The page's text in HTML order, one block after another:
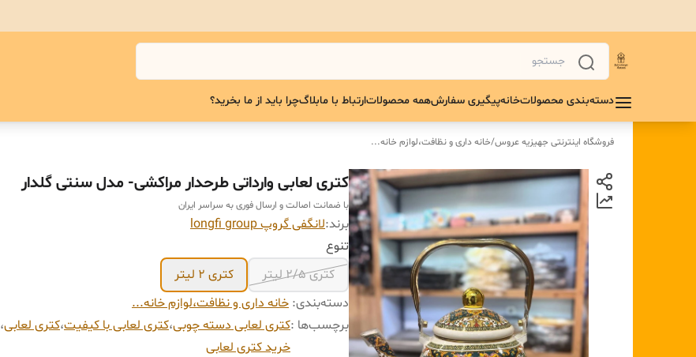
دسته‌بندی محصولاتخانهپیگیری سفارشهمه محصولاتارتباط با مابلاگچرا باید از ما بخرید؟
فروشگاه اینترنتی جهیزیه عروس/خانه داری و نظافت،لوازم خانه...
کتری لعابی وارداتی طرحدار مراکشی- مدل سنتی گلدار
با ضمانت اصالت و ارسال فوری به سراسر ایران
برند:لانگفی گروپ longfi group
تنوع
کتری ۲/۵ لیتر
کتری ۲ لیتر
دسته‌بندی: خانه داری و نظافت،لوازم خانه...
برچسب‌ها :کتری لعابی دسته چوبی،کتری لعابی با کیفیت،کتری لعابی،
خرید کتری لعابی